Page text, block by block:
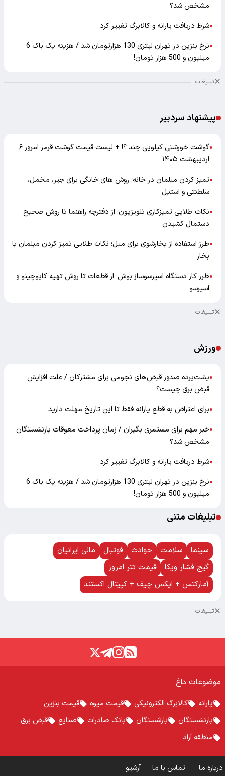
مشخص شد؟
●شرط دریافت یارانه و کالابرگ تغییر کرد
●
نرخ بنزین در تهران لیتری 130 هزارتومان شد / هزینه یک باک 6
میلیون و 500 هزار تومان!
تبلیغات
پیشنهاد سردبیر
●
گوشت خورشتی کیلویی چند ؟! + لیست قیمت گوشت قرمز امروز ۶
اردیبهشت ۱۴۰۵
●تمیز کردن مبلمان در خانه؛ روش های خانگی برای جیر، مخمل،
سلطنتی و استیل
●نکات طلایی تمیزکاری تلویزیون؛ از دفترچه راهنما تا روش صحیح
دستمال کشیدن
●طرز استفاده از بخارشوی برای مبل؛ نکات طلایی تمیز کردن مبلمان با
بخار
●طرز کار دستگاه اسپرسوساز بوش؛ از قطعات تا روش تهیه کاپوچینو و
اسپرسو
تبلیغات
ورزش
●پشت‌پرده صدور قبض‌های نجومی برای مشترکان / علت افزایش
قبض برق چیست؟
●برای اعتراض به قطع یارانه فقط تا این تاریخ مهلت دارید
●خبر مهم برای مستمری بگیران / زمان پرداخت معوقات بازنشستگان
مشخص شد؟
●شرط دریافت یارانه و کالابرگ تغییر کرد
●
نرخ بنزین در تهران لیتری 130 هزارتومان شد / هزینه یک باک 6
میلیون و 500 هزار تومان!
تبلیغات متنی
سینما سلامت حوادث فوتبال
مالی ایرانیان
گیج فشار ویکا
قیمت تتر امروز
آمارکتس + ایکس چیف + کپیتال اکستند
تبلیغات
موضوعات داغ
یارانه کالابرگ الکترونیکی قیمت میوه
قیمت بنزین
بازنشستگان
بازشستگان بانک صادرات صنایع
قبض برق
منطقه آزاد
درباره ما تماس با ما آرشیو